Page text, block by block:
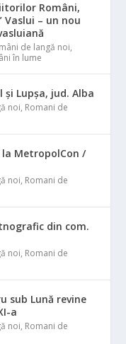
Români,
Vaslui – un nou
de langă noi,
în lume
Lupșa, jud. Alba
noi, Romani de
MetropolCon /
noi, Romani de
din com.
noi, Romani de
sub Lună revine
a
noi, Romani de